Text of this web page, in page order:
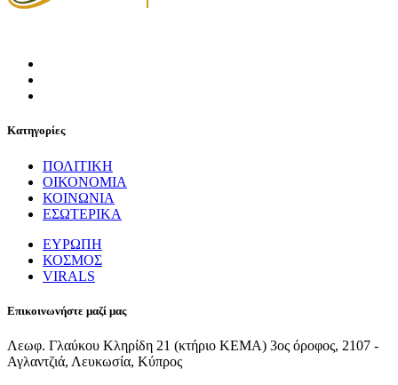
Κατηγορίες
ΠΟΛΙΤΙΚΗ
ΟΙΚΟΝΟΜΙΑ
ΚΟΙΝΩΝΙΑ
ΕΣΩΤΕΡΙΚΑ
ΕΥΡΩΠΗ
ΚΟΣΜΟΣ
VIRALS
Επικοινωνήστε μαζί μας
Λεωφ. Γλαύκου Κληρίδη 21 (κτήριο ΚΕΜΑ) 3ος όροφος, 2107 -
Αγλαντζιά, Λευκωσία, Κύπρος